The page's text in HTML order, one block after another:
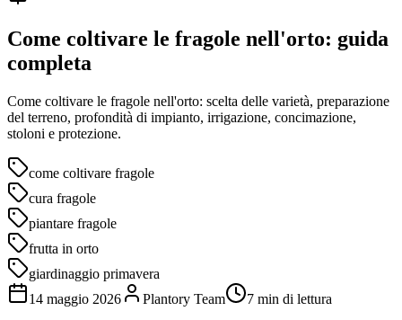
Come coltivare le fragole nell'orto: guida
completa
Come coltivare le fragole nell'orto: scelta delle varietà, preparazione
del terreno, profondità di impianto, irrigazione, concimazione,
stoloni e protezione.
come coltivare fragole
cura fragole
piantare fragole
frutta in orto
giardinaggio primavera
14 maggio 2026
Plantory Team
7 min di lettura